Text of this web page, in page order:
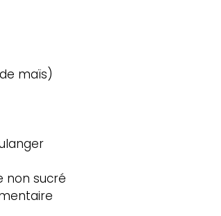
maïs)
non sucré